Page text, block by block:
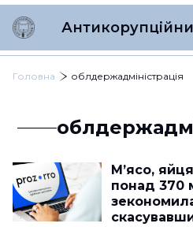
Головна облдержадміністрація
М’ясо,
понад 370